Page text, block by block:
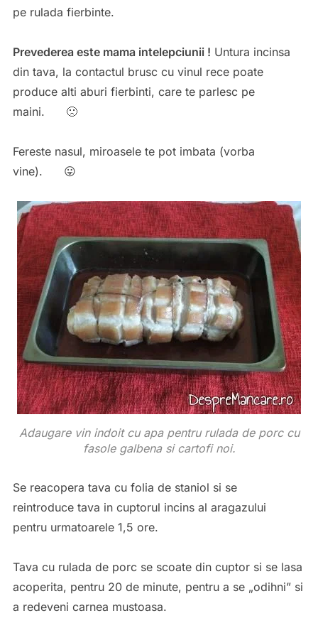
pe rulada fierbinte.
Prevederea este mama intelepciunii ! Untura incinsa
din tava, la contactul brusc cu vinul rece poate
produce alti aburi fierbinti, care te parlesc pe
maini. 🙁
Fereste nasul, miroasele te pot imbata (vorba
vine). 😛
Adaugare vin indoit cu apa pentru rulada de porc cu
fasole galbena si cartofi noi.
Se reacopera tava cu folia de staniol si se
reintroduce tava in cuptorul incins al aragazului
pentru urmatoarele 1,5 ore.
Tava cu rulada de porc se scoate din cuptor si se lasa
acoperita, pentru 20 de minute, pentru a se „odihni” si
a redeveni carnea mustoasa.